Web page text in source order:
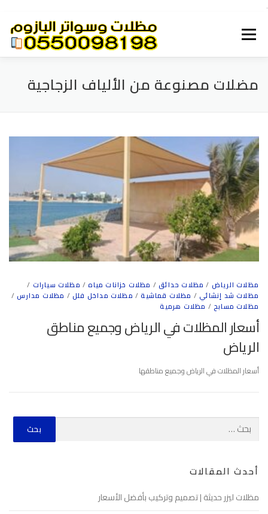
.
القائمة
الرئيسية مظلات الرياض سواتر الرياض هناجر
مضلات مصنوعة من الألياف الزجاجية
مظلات الرياض / مظلات حدائق / مظلات خزانات مياه/ مظلات سيارات /
مظلات شد إنشائي / مظلات قماشية / مظلات مداخل فلل / مظلات مدارس /
مظلات مسابح / مظلات هرمية
أسعار المظلات في الرياض وجميع مناطق
الرياض
أسعار المظلات في الرياض وجميع مناطقها
أحدث المقالات
مظلات ليزر حديثة | تصميم وتركيب بأفضل الأسعار